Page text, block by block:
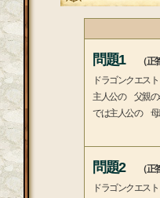
問題1
（
ドラゴンクエス
主人公の 父親
では主人公の 母
問題2
（
ドラゴンクエス